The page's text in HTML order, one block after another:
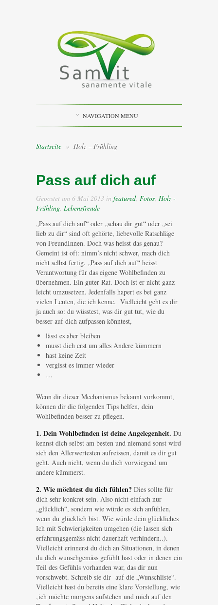
NAVIGATION MENU
Startseite » Holz – Frühling
Pass auf dich auf
Gepostet am 6 Mai 2013 in featured, Fotos, Holz -
Frühling, Lebensfreude
„Pass auf dich auf“ oder „schau dir gut“ oder „sei
lieb zu dir“ sind oft gehörte, liebevolle Ratschläge
von FreundInnen. Doch was heisst das genau?
Gemeint ist oft: nimm’s nicht schwer, mach dich
nicht selbst fertig. „Pass auf dich auf“ heisst
Verantwortung für das eigene Wohlbefinden zu
übernehmen. Ein guter Rat. Doch ist er nicht ganz
leicht umzusetzen. Jedenfalls hapert es bei ganz
vielen Leuten, die ich kenne. Vielleicht geht es dir
ja auch so: du wüsstest, was dir gut tut, wie du
besser auf dich aufpassen könntest,
lässt es aber bleiben
musst dich erst um alles Andere kümmern
hast keine Zeit
vergisst es immer wieder
…
Wenn dir dieser Mechanismus bekannt vorkommt,
können dir die folgenden Tips helfen, dein
Wohlbefinden besser zu pflegen.
1. Dein Wohlbefinden ist deine Angelegenheit. Du
kennst dich selbst am besten und niemand sonst wird
sich den Allerwertesten aufreissen, damit es dir gut
geht. Auch nicht, wenn du dich vorwiegend um
andere kümmerst.
2. Wie möchtest du dich fühlen? Dies sollte für
dich sehr konkret sein. Also nicht einfach nur
„glücklich“, sondern wie würde es sich anfühlen,
wenn du glücklich bist. Wie würde dein glückliches
Ich mit Schwierigkeiten umgehen (die lassen sich
erfahrungsgemäss nicht dauerhaft verhindern..).
Vielleicht erinnerst du dich an Situationen, in denen
du dich wunschgemäss gefühlt hast oder in denen ein
Teil des Gefühls vorhanden war, das dir nun
vorschwebt. Schreib sie dir auf die „Wunschliste“.
Vielleicht hast du bereits eine klare Vorstellung, wie
‚ich möchte morgens aufstehen und mich auf den